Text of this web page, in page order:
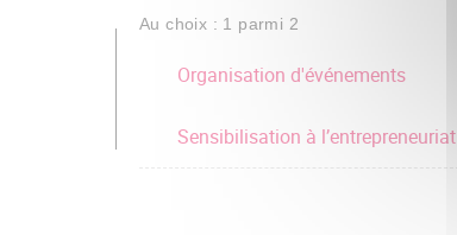
Au choix : 1 parmi 2
Organisation d'événements
Sensibilisation à l’entrepreneuriat